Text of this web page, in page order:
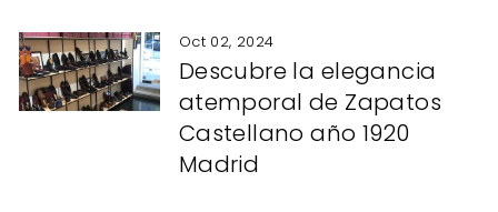
Oct 02, 2024
Descubre la elegancia
atemporal de Zapatos
Castellano año 1920
Madrid